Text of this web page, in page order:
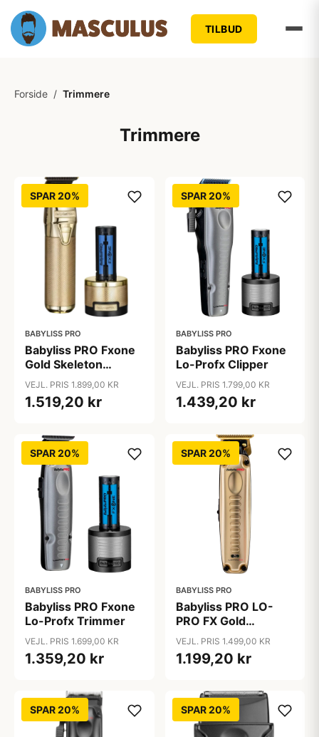
TILBUD
Forside / Trimmere
Trimmere
SPAR 20%
BABYLISS PRO
Babyliss PRO Fxone
Gold Skeleton
Trimmer
VEJL. PRIS 1.899,00 KR
1.519,20 kr
SPAR 20%
BABYLISS PRO
Babyliss PRO Fxone
Lo-Profx Clipper
VEJL. PRIS 1.799,00 KR
1.439,20 kr
SPAR 20%
BABYLISS PRO
Babyliss PRO Fxone
Lo-Profx Trimmer
VEJL. PRIS 1.699,00 KR
1.359,20 kr
SPAR 20%
BABYLISS PRO
Babyliss PRO LO-
PRO FX Gold
Trimmer
VEJL. PRIS 1.499,00 KR
1.199,20 kr
SPAR 20% SPAR 20%